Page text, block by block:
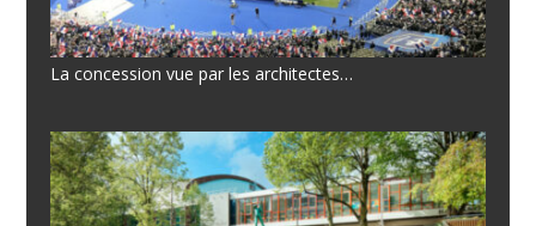
La concession vue par les architectes…